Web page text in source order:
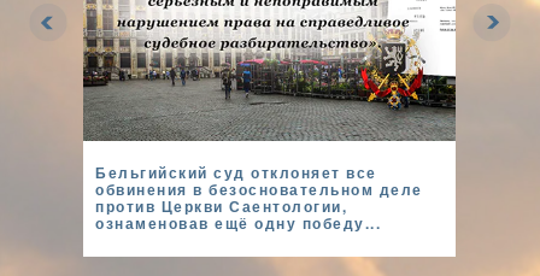
Бельгийский суд отклоняет все
обвинения в безосновательном деле
против Церкви Саентологии,
ознаменовав ещё одну победу...